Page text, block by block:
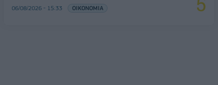
06/08/2026 - 15:33 ΟΙΚΟΝΟΜΙΑ